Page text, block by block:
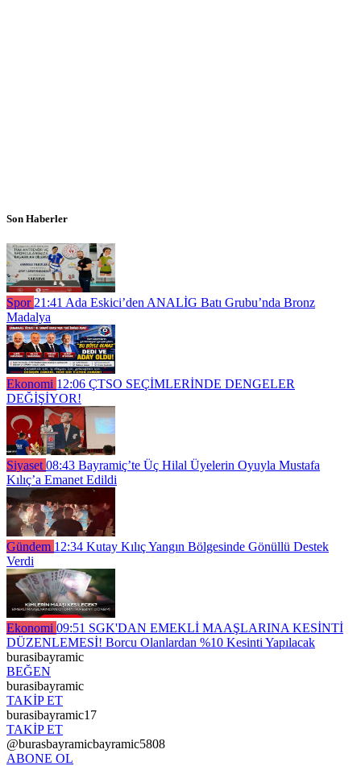
Son Haberler
Spor 21:41 Ada Eskici’den ANALİG Batı Grubu’nda Bronz
Madalya
Ekonomi 12:06 ÇTSO SEÇİMLERİNDE DENGELER
DEĞİŞİYOR!
Siyaset 08:43 Bayramiç’te Üç Hilal Üyelerin Oyuyla Mustafa
Kılıç’a Emanet Edildi
Gündem 12:34 Kutay Kılıç Yangın Bölgesinde Gönüllü Destek
Verdi
Ekonomi 09:51 SGK'DAN EMEKLİ MAAŞLARINA KESİNTİ
DÜZENLEMESİ! Borcu Olanlardan %10 Kesinti Yapılacak
burasibayramic
BEĞEN
burasibayramic
TAKİP ET
burasibayramic17
TAKİP ET
@burasbayramicbayramic5808
ABONE OL